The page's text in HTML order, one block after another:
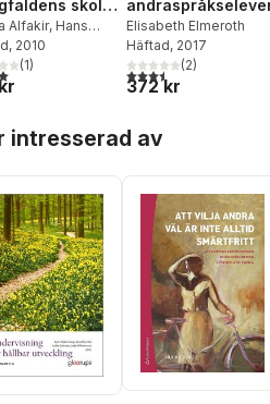
skola
och
Alfakir, Hans
,Mikael
,Pirjo
Elmeroth
,Ylva
Huskic
Olgac,Eva
,Max
,Johan
, 2010
5 stjärnor. Totalt antal röster:
(1)
Elisabeth Elmeroth
Häftad, 2017
3,5utav 5 stjärnor.
(2)
372 kr
intresserad av